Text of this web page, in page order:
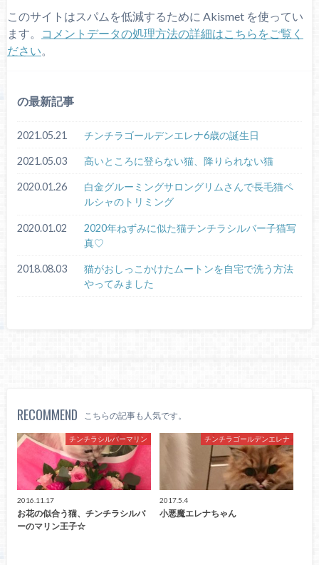
このサイトはスパムを低減するために Akismet を使ってい
ます。
コメントデータの処理方法の詳細はこちらをご覧く
ださい。
の最新記事
2021.05.21 チンチラゴールデンエレナ6歳の誕生日
2021.05.03 高いところに登らない猫、降りられない猫
2020.01.26
白金グルーミングサロングリムさんで長毛猫ペ
ルシャのトリミング
2020.01.02
2020年ねずみに似た猫チンチラシルバー子猫写
真♡
2018.08.03
猫がおしっこかけたムートンを自宅で洗う方法
やってみました
RECOMMEND こちらの記事も人気です。
チンチラシルバーマリン
2016.11.17
お花の似合う猫、チンチラシルバ
ーのマリン王子☆
チンチラゴールデンエレナ
2017.5.4
小悪魔エレナちゃん